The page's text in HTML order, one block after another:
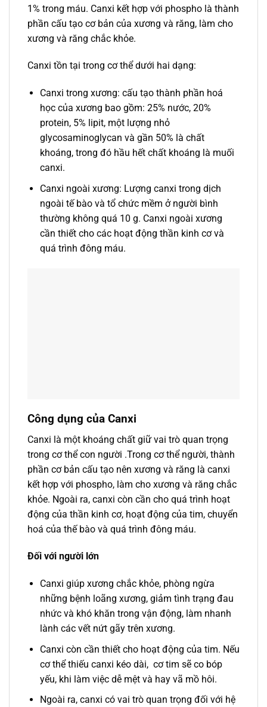
1% trong máu. Canxi kết hợp với phospho là thành
phần cấu tạo cơ bản của xương và răng, làm cho
xương và răng chắc khỏe.
Canxi tồn tại trong cơ thể dưới hai dạng:
Canxi trong xương: cấu tạo thành phần hoá
học của xương bao gồm: 25% nước, 20%
protein, 5% lipit, một lượng nhỏ
glycosaminoglycan và gần 50% là chất
khoáng, trong đó hầu hết chất khoáng là muối
canxi.
Canxi ngoài xương: Lượng canxi trong dịch
ngoài tế bào và tổ chức mềm ở người bình
thường không quá 10 g. Canxi ngoài xương
cần thiết cho các hoạt động thần kinh cơ và
quá trình đông máu.
Công dụng của Canxi
Canxi là một khoáng chất giữ vai trò quan trọng
trong cơ thể con người .Trong cơ thể người, thành
phần cơ bản cấu tạo nên xương và răng là canxi
kết hợp với phospho, làm cho xương và răng chắc
khỏe. Ngoài ra, canxi còn cần cho quá trình hoạt
động của thần kinh cơ, hoạt động của tim, chuyển
hoá của thế bào và quá trình đông máu.
Đối với người lớn
Canxi giúp xương chắc khỏe, phòng ngừa
những bệnh loãng xương, giảm tình trạng đau
nhức và khó khăn trong vận động, làm nhanh
lành các vết nứt gãy trên xương.
Canxi còn cần thiết cho hoạt động của tim. Nếu
cơ thể thiếu canxi kéo dài, cơ tim sẽ co bóp
yếu, khi làm việc dễ mệt và hay vã mồ hôi.
Ngoài ra, canxi có vai trò quan trọng đối với hệ